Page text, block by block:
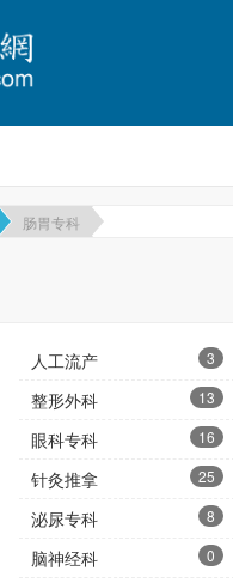
肠胃专科
人工流产 3
整形外科 13
眼科专科 16
针灸推拿 25
泌尿专科 8
脑神经科 0